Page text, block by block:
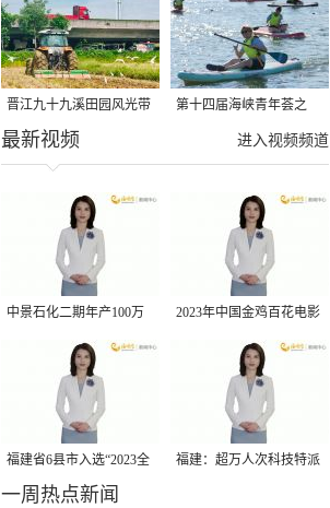
晋江九十九溪田园风光带
千亩早稻迎来成熟收割季
第十四届海峡青年荟之
2026榕台青年大学生水上
进入视频频道
最新视频
中景石化二期年产100万
吨丙烷脱氢项目建成中交
2023年中国金鸡百花电影
节有福电影巡展31日启动
福建省6县市入选“2023全
国县域发展潜力百强县”
福建：超万人次科技特派
一周热点新闻